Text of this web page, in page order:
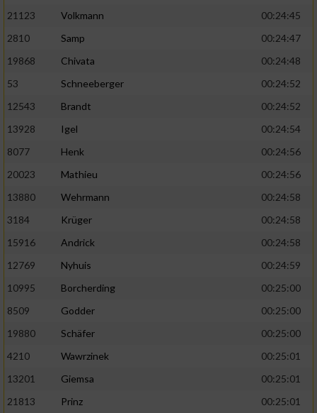
21123
Volkmann
00:24:45
2810
Samp
00:24:47
19868
Chivata
00:24:48
53
Schneeberger
00:24:52
12543
Brandt
00:24:52
13928
Igel
00:24:54
8077
Henk
00:24:56
20023
Mathieu
00:24:56
13880
Wehrmann
00:24:58
3184
Krüger
00:24:58
15916
Andrick
00:24:58
12769
Nyhuis
00:24:59
10995
Borcherding
00:25:00
8509
Godder
00:25:00
19880
Schäfer
00:25:00
4210
Wawrzinek
00:25:01
13201
Giemsa
00:25:01
21813
Prinz
00:25:01